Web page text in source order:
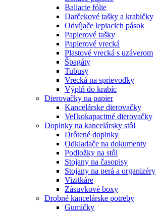
Baliacie fólie
Darčekové tašky a krabičky
Odvíjače lepiacich pások
Papierové tašky
Papierové vrecká
Plastové vrecká s uzáverom
Špagáty
Tubusy
Vrecká na sprievodky
Výplň do krabíc
Dierovačky na papier
Kancelárske dierovačky
Veľkokapacitné dierovačky
Doplnky na kancelársky stôl
Drôtené doplnky
Odkladače na dokumenty
Podložky na stôl
Stojany na časopisy
Stojany na perá a organizéry
Vizitkáre
Zásuvkové boxy
Drobné kancelárske potreby
Gumičky